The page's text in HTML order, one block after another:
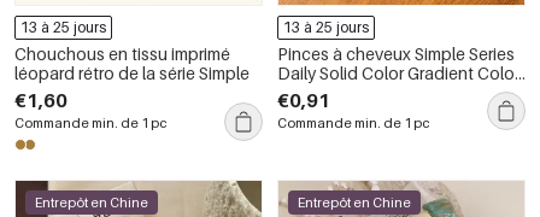
13 à 25 jours
Chouchous en tissu imprimé
léopard rétro de la série Simple
€1,60
Commande min. de 1 pc
13 à 25 jours
Pinces à cheveux Simple Series
Daily Solid Color Gradient Color
Acetate
€0,91
Commande min. de 1 pc
Entrepôt en Chine Entrepôt en Chine